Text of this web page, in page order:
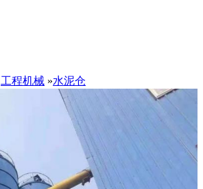
工程机械 »水泥仓